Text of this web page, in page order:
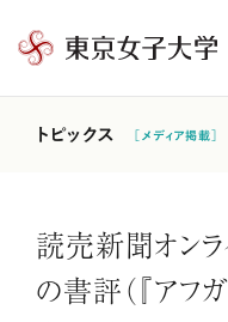
東
トピックス ［メディア掲載］
読売新聞オン
の書評（『アフ